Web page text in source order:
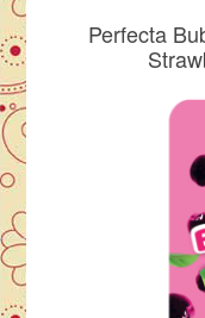
Perfecta